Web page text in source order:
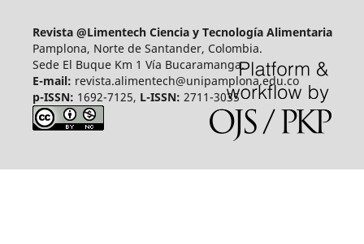
Revista @Limentech Ciencia y Tecnología Alimentaria
Pamplona, Norte de Santander, Colombia.
Sede El Buque Km 1 Vía Bucaramanga.
E-mail: revista.alimentech@unipamplona.edu.co
p-ISSN: 1692-7125, L-ISSN: 2711-3035